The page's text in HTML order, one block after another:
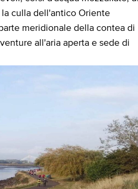
culla dell'antico Oriente
meridionale della contea di
all'aria aperta e sede di